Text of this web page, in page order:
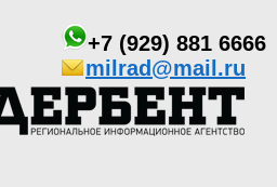
+7 (929) 881 6666
milrad@mail.ru